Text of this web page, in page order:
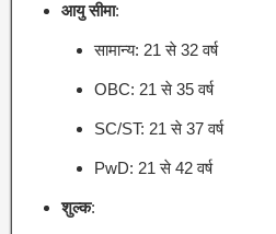
आयु सीमा:
सामान्य: 21 से 32 वर्ष
OBC: 21 से 35 वर्ष
SC/ST: 21 से 37 वर्ष
PwD: 21 से 42 वर्ष
शुल्क: